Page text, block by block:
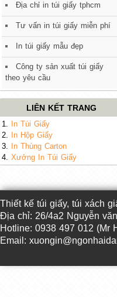
Địa chỉ in túi giấy tphcm
Tư vấn in túi giấy miễn phí
In túi giấy mẫu đẹp
Công ty sản xuất túi giấy
theo yêu cầu
LIÊN KẾT TRANG
1.
In Túi Giấy
2.
In Hộp Giấy
3.
In Thùng Carton
4. Xưởng In Túi Giấy
Thiết kế túi giấy, túi xách
Địa chỉ: 26/4a2 Nguyễn
Hotline: 0938 497 012 (Mr
Email: